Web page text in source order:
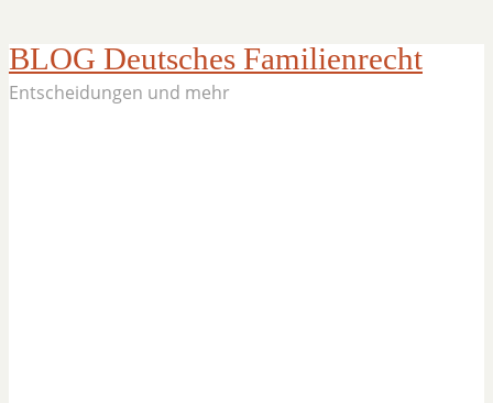
BLOG Deutsches Familienrecht
Entscheidungen und mehr